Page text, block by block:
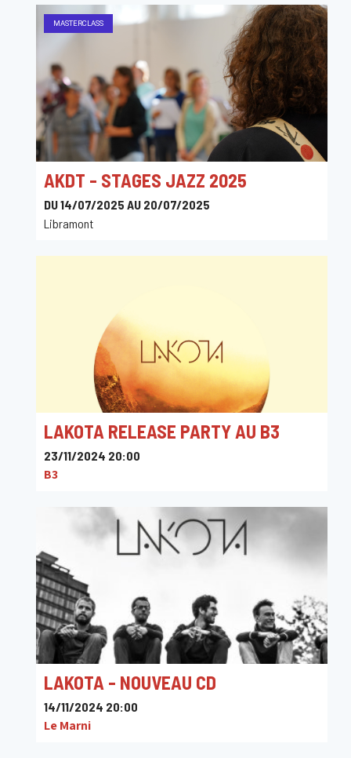
MASTERCLASS
AKDT - STAGES JAZZ 2025
DU 14/07/2025 AU 20/07/2025
Libramont
LAKOTA RELEASE PARTY AU B3
23/11/2024 20:00
B3
LAKOTA - NOUVEAU CD
14/11/2024 20:00
Le Marni